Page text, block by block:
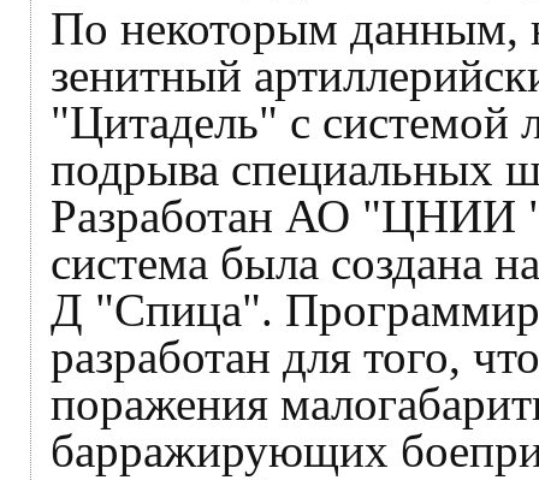
По некоторым данным,
зенитный
"Цитадель" с системой
подрыва специальных
Разработан АО "ЦНИИ
система была создана
Д "Спица".
разработан для того,
поражения
барражирующих